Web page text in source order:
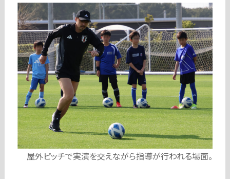
屋外ピッチで実演を交えながら指導が行われる場面。